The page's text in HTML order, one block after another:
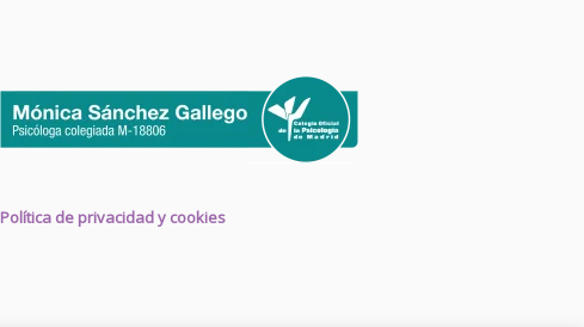
Política de privacidad y cookies